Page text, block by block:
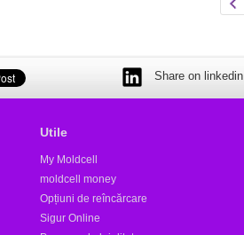
Share on linkedin
Utile
My Moldcell
moldcell money
Opțiuni de reîncărcare
Sigur Online